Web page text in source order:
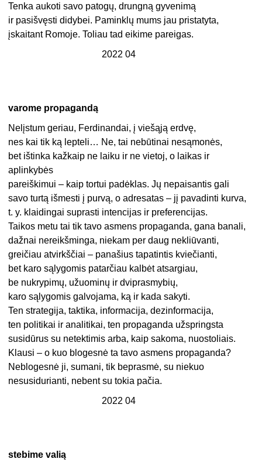
Tenka aukoti savo patogų, drungną gyvenimą
ir pasišvęsti didybei. Paminklų mums jau pristatyta,
įskaitant Romoje. Toliau tad eikime pareigas.
2022 04
varome propagandą
Nelįstum geriau, Ferdinandai, į viešąją erdvę,
nes kai tik ką lepteli… Ne, tai nebūtinai nesąmonės,
bet ištinka kažkaip ne laiku ir ne vietoj, o laikas ir
aplinkybės
pareiškimui – kaip tortui padėklas. Jų nepaisantis gali
savo turtą išmesti į purvą, o adresatas – jį pavadinti kurva,
t. y. klaidingai suprasti intencijas ir preferencijas.
Taikos metu tai tik tavo asmens propaganda, gana banali,
dažnai nereikšminga, niekam per daug nekliūvanti,
greičiau atvirkščiai – panašius tapatintis kviečianti,
bet karo sąlygomis patarčiau kalbėt atsargiau,
be nukrypimų, užuominų ir dviprasmybių,
karo sąlygomis galvojama, ką ir kada sakyti.
Ten strategija, taktika, informacija, dezinformacija,
ten politikai ir analitikai, ten propaganda užspringsta
susidūrus su netektimis arba, kaip sakoma, nuostoliais.
Klausi – o kuo blogesnė ta tavo asmens propaganda?
Neblogesnė ji, sumani, tik beprasmė, su niekuo
nesusidurianti, nebent su tokia pačia.
2022 04
stebime valią